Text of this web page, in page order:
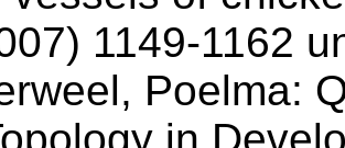
1149-1162
Poelma:
in